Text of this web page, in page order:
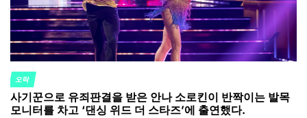
POSTED
IN
오락
사기꾼으로 유죄판결을 받은 안나 소로킨이 반짝이는 발목
모니터를 차고 ‘댄싱 위드 더 스타즈’에 출연했다.